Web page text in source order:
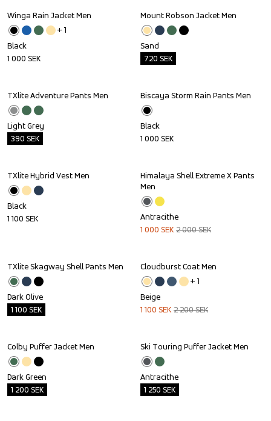
Winga Rain Jacket Men
+ 1
Black
1 000 SEK
Outlet
Mount Robson Jacket Men
Sand
720 SEK
Outlet
TXlite Adventure Pants Men
Light Grey
390 SEK
Biscaya Storm Rain Pants Men
Black
1 000 SEK
TXlite Hybrid Vest Men
Black
1 100 SEK
Sale
Himalaya Shell Extreme X Pants
Men
Antracithe
1 000 SEK 2 000SEK
Outlet
TXlite Skagway Shell Pants Men
Dark Olive
1 100 SEK
Sale
Cloudburst Coat Men
+ 1
Beige
1 100 SEK 2 200SEK
Outlet
Colby Puffer Jacket Men
Dark Green
1 200 SEK
Outlet
Ski Touring Puffer Jacket Men
Antracithe
1 250 SEK